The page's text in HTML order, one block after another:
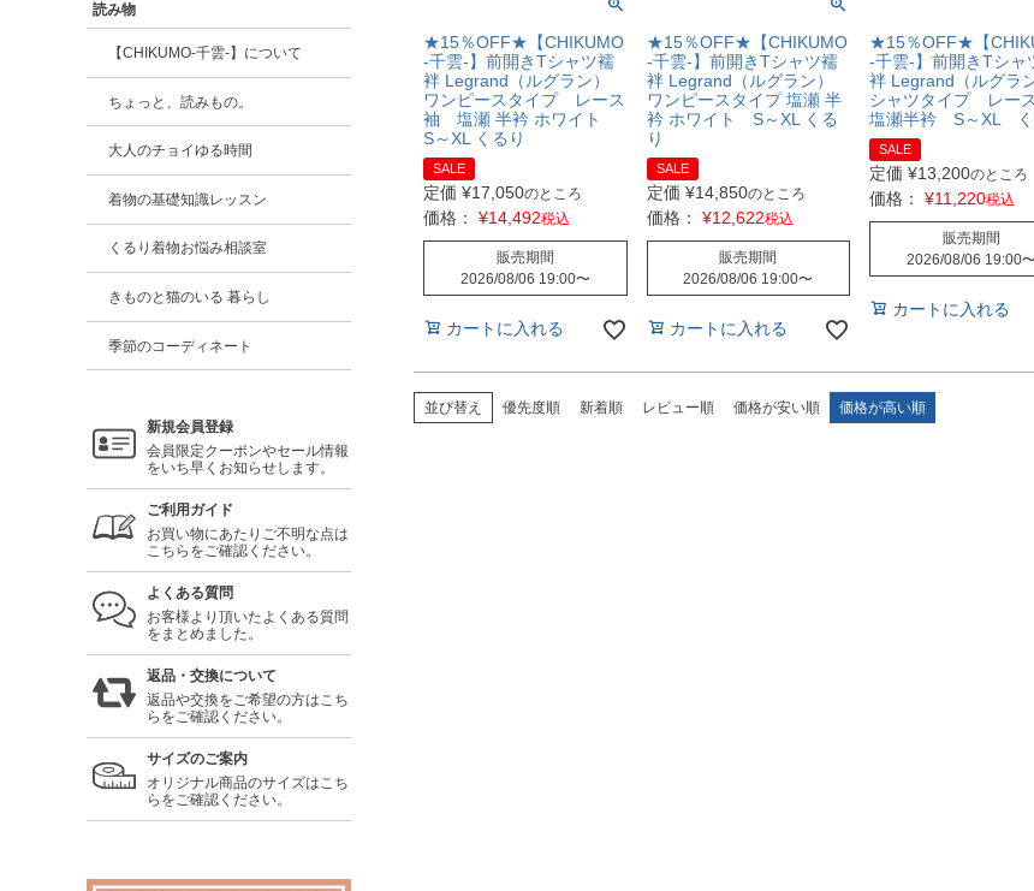
読み物
【CHIKUMO-千雲-】について
ちょっと、読みもの。
大人のチョイゆる時間
着物の基礎知識レッスン
くるり着物お悩み相談室
きものと猫のいる 暮らし
季節のコーディネート
新規会員登録
会員限定クーポンやセール情報
をいち早くお知らせします。
ご利用ガイド
お買い物にあたりご不明な点は
こちらをご確認ください。
よくある質問
お客様より頂いたよくある質問
をまとめました。
返品・交換について
返品や交換をご希望の方はこち
らをご確認ください。
サイズのご案内
オリジナル商品のサイズはこち
らをご確認ください。
★15％OFF★【CHIKUMO
-千雲-】前開きTシャツ襦
袢 Legrand（ルグラン）
ワンピースタイプ レース
袖 塩瀬 半衿 ホワイト
S～XL くるり
SALE
定価 ¥17,050のところ
価格： ¥14,492税込
販売期間
2026/08/06 19:00〜
カートに入れる
★15％OFF★【CHIKUMO
-千雲-】前開きTシャツ襦
袢 Legrand（ルグラン）
ワンピースタイプ 塩瀬 半
衿 ホワイト S～XL くる
り
SALE
定価 ¥14,850のところ
価格： ¥12,622税込
販売期間
2026/08/06 19:00〜
カートに入れる
★15％OFF★【
-千雲-】前開きTシャ
袢 Legrand（ルグラ
シャツタイプ レー
塩瀬半衿 S～XL く
SALE
定価 ¥13,200のところ
価格： ¥11,220税込
販売期間
2026/08/06 19:00
カートに入れる
並び替え 優先度順 新着順 レビュー順 価格が安い順 価格が高い順